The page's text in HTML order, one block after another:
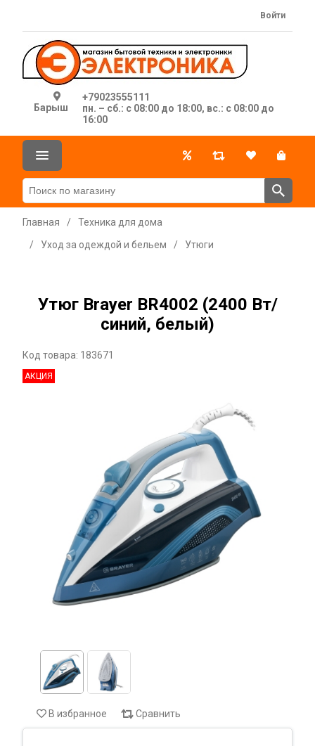
Барыш
+79023555111
пн. – сб.: с 08:00 до 18:00, вс.: с 08:00 до
16:00
Войти
Главная /
Техника для дома
/
Уход за одеждой и бельем / Утюги
Утюг Brayer BR4002 (2400 Вт/
синий, белый)
Код товара: 183671
АКЦИЯ
В избранное Сравнить